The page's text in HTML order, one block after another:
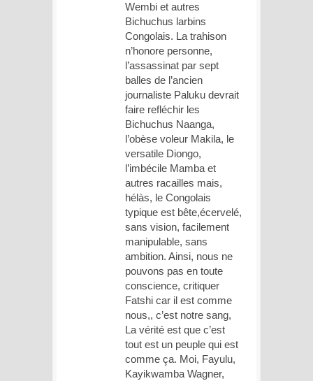
Wembi et autres
Bichuchus larbins
Congolais. La trahison
n’honore personne,
l’assassinat par sept
balles de l’ancien
journaliste Paluku devrait
faire refléchir les
Bichuchus Naanga,
l’obèse voleur Makila, le
versatile Diongo,
l’imbécile Mamba et
autres racailles mais,
hélàs, le Congolais
typique est bête,écervelé,
sans vision, facilement
manipulable, sans
ambition. Ainsi, nous ne
pouvons pas en toute
conscience, critiquer
Fatshi car il est comme
nous,, c’est notre sang,
La vérité est que c’est
tout est un peuple qui est
comme ça. Moi, Fayulu,
Kayikwamba Wagner,